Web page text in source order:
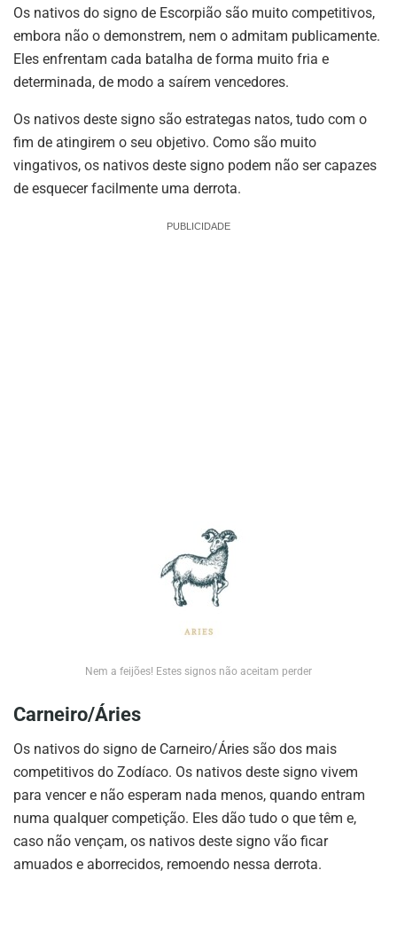
Os nativos do signo de Escorpião são muito competitivos,
embora não o demonstrem, nem o admitam publicamente.
Eles enfrentam cada batalha de forma muito fria e
determinada, de modo a saírem vencedores.
Os nativos deste signo são estrategas natos, tudo com o
fim de atingirem o seu objetivo. Como são muito
vingativos, os nativos deste signo podem não ser capazes
de esquecer facilmente uma derrota.
PUBLICIDADE
Nem a feijões! Estes signos não aceitam perder
Carneiro/Áries
Os nativos do signo de Carneiro/Áries são dos mais
competitivos do Zodíaco. Os nativos deste signo vivem
para vencer e não esperam nada menos, quando entram
numa qualquer competição. Eles dão tudo o que têm e,
caso não vençam, os nativos deste signo vão ficar
amuados e aborrecidos, remoendo nessa derrota.